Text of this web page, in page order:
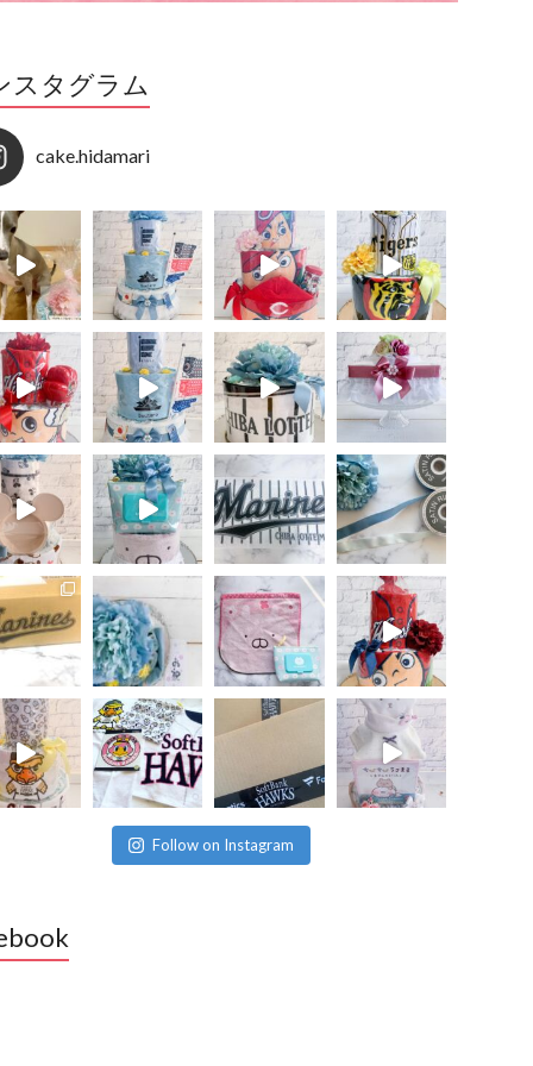
スタグラム
cake.hidamari
Follow on Instagram